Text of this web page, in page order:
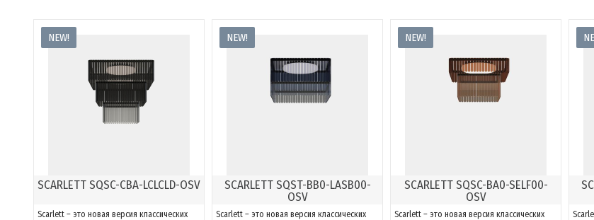
NEW!
SCARLETT SQSC-CBA-LCLCLD-OSV
Scarlett – это новая версия классических
NEW!
SCARLETT SQST-BB0-LASB00-
OSV
Scarlett – это новая версия классических
NEW!
SCARLETT SQSC-BA0-SELF00-
OSV
Scarlett – это новая версия классических